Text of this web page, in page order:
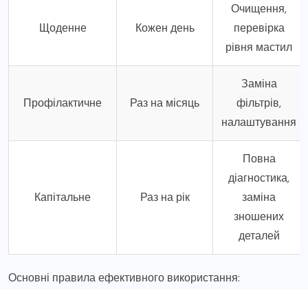
Щоденне Кожен день
Очищення,
перевірка
рівня мастил
Профілактичне Раз на місяць
Заміна
фільтрів,
налаштування
Капітальне Раз на рік
Повна
діагностика,
заміна
зношених
деталей
Основні правила ефективного використання: